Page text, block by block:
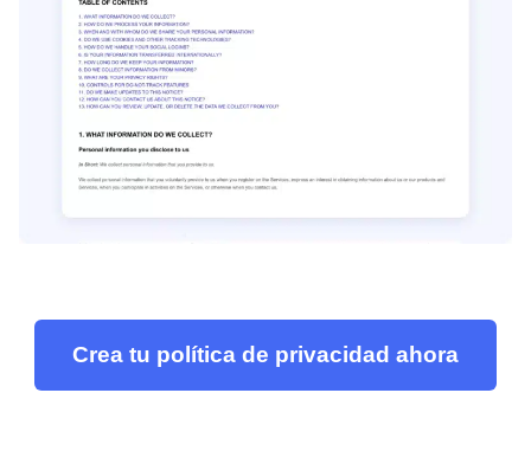
Crea tu política de privacidad ahora